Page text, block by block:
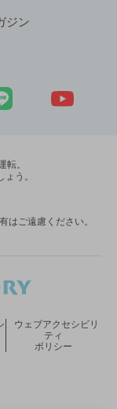
ジン
転。
う。
はご遠慮ください。
ウェブアクセシビリ
ティ
ポリシー
ウィンドウで開く